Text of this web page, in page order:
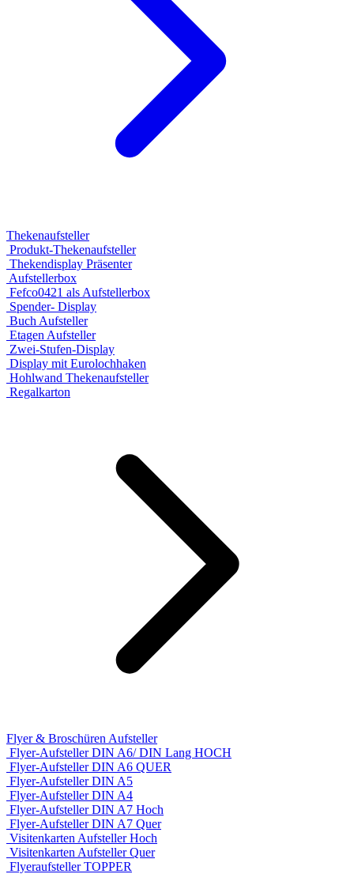
Thekenaufsteller
Produkt-Thekenaufsteller
Thekendisplay Präsenter
Aufstellerbox
Fefco0421 als Aufstellerbox
Spender- Display
Buch Aufsteller
Etagen Aufsteller
Zwei-Stufen-Display
Display mit Eurolochhaken
Hohlwand Thekenaufsteller
Regalkarton
Flyer & Broschüren Aufsteller
Flyer-Aufsteller DIN A6/ DIN Lang HOCH
Flyer-Aufsteller DIN A6 QUER
Flyer-Aufsteller DIN A5
Flyer-Aufsteller DIN A4
Flyer-Aufsteller DIN A7 Hoch
Flyer-Aufsteller DIN A7 Quer
Visitenkarten Aufsteller Hoch
Visitenkarten Aufsteller Quer
Flyeraufsteller TOPPER